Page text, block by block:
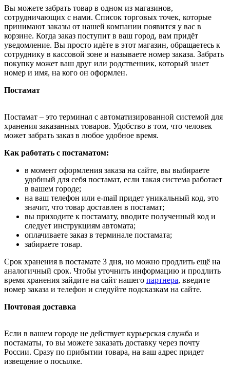
Вы можете забрать товар в одном из магазинов,
сотрудничающих с нами. Список торговых точек, которые
принимают заказы от нашей компании появится у вас в
корзине. Когда заказ поступит в ваш город, вам придёт
уведомление. Вы просто идёте в этот магазин, обращаетесь к
сотруднику в кассовой зоне и называете номер заказа. Забрать
покупку может ваш друг или родственник, который знает
номер и имя, на кого он оформлен.
Постамат
Постамат – это терминал с автоматизированной системой для
хранения заказанных товаров. Удобство в том, что человек
может забрать заказ в любое удобное время.
Как работать с постаматом:
в момент оформления заказа на сайте, вы выбираете
удобный для себя постамат, если такая система работает
в вашем городе;
на ваш телефон или e-mail придет уникальный код, это
значит, что товар доставлен в постамат;
вы приходите к постамату, вводите полученный код и
следует инструкциям автомата;
оплачиваете заказ в терминале постамата;
забираете товар.
Срок хранения в постамате 3 дня, но можно продлить ещё на
аналогичный срок. Чтобы уточнить информацию и продлить
время хранения зайдите на сайт нашего партнера, введите
номер заказа и телефон и следуйте подсказкам на сайте.
Почтовая доставка
Если в вашем городе не действует курьерская служба и
постаматы, то вы можете заказать доставку через почту
России. Сразу по прибытии товара, на ваш адрес придет
извещение о посылке.